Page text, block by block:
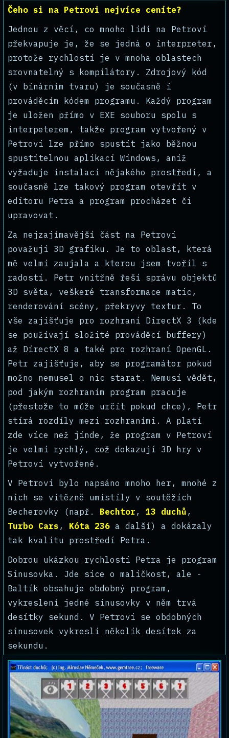
Čeho si na Petrovi nejvíce ceníte?
Jednou z věcí, co mnoho lidí na Petrovi
překvapuje je, že se jedná o interpreter,
protože rychlostí je v mnoha oblastech
srovnatelný s kompilátory. Zdrojový kód
(v binárním tvaru) je současně i
prováděcím kódem programu. Každý program
je uložen přímo v EXE souboru spolu s
interpeterem, takže program vytvořený v
Petrovi lze přímo spustit jako běžnou
spustitelnou aplikaci Windows, aniž
vyžaduje instalaci nějakého prostředí, a
současně lze takový program otevřít v
editoru Petra a program procházet či
upravovat.
Za nejzajímavější část na Petrovi
považuji 3D grafiku. Je to oblast, která
mě velmi zaujala a kterou jsem tvořil s
radostí. Petr vnitřně řeší správu objektů
3D světa, veškeré transformace matic,
renderování scény, překryvy textur. To
vše zajišťuje pro rozhraní DirectX 3 (kde
se používají složité prováděcí buffery)
až DirectX 8 a také pro rozhraní OpenGL.
Petr zajišťuje, aby se programátor pokud
možno nemusel o nic starat. Nemusí vědět,
pod jakým rozhraním program pracuje
(přestože to může určit pokud chce), Petr
stírá rozdíly mezi rozhraními. A platí
zde více než jinde, že program v Petrovi
je velmi rychlý, což dokazují 3D hry v
Petrovi vytvořené.
V Petrovi bylo napsáno mnoho her, mnohé z
nich se vítězně umístily v soutěžích
Becherovky (např. Bechtor , 13 duchů ,
Turbo Cars , Kóta 236 a další) a dokázaly
tak kvalitu prostředí Petra.
Dobrou ukázkou rychlosti Petra je program
Sinusovka. Jde sice o maličkost, ale -
Baltík obsahuje obdobný program,
vykreslení jedné sinusovky v něm trvá
desítky sekund. V Petrovi se obdobných
sinusovek vykreslí několik desítek za
sekundu.